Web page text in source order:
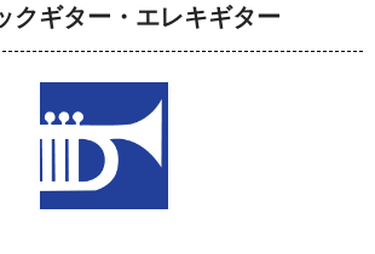
クギター・エレキギター